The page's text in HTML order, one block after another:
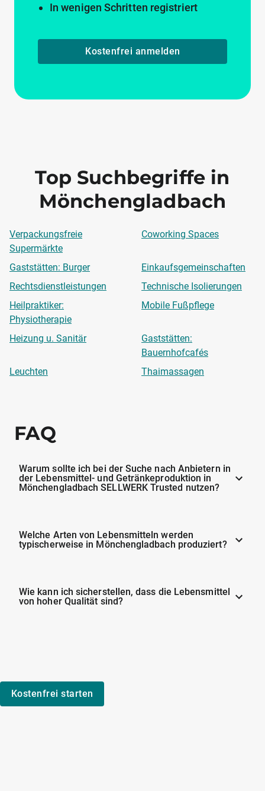
In wenigen Schritten registriert
Kostenfrei anmelden
Top Suchbegriffe in
Mönchengladbach
Verpackungsfreie
Supermärkte
Coworking Spaces
Gaststätten: Burger
Einkaufsgemeinschaften
Rechtsdienstleistungen
Technische Isolierungen
Heilpraktiker:
Physiotherapie
Mobile Fußpflege
Heizung u. Sanitär
Gaststätten:
Bauernhofcafés
Leuchten
Thaimassagen
FAQ
Warum sollte ich bei der Suche nach Anbietern in
der Lebensmittel- und Getränkeproduktion in
Mönchengladbach SELLWERK Trusted nutzen?
Welche Arten von Lebensmitteln werden
typischerweise in Mönchengladbach produziert?
Wie kann ich sicherstellen, dass die Lebensmittel
von hoher Qualität sind?
Kostenfrei starten